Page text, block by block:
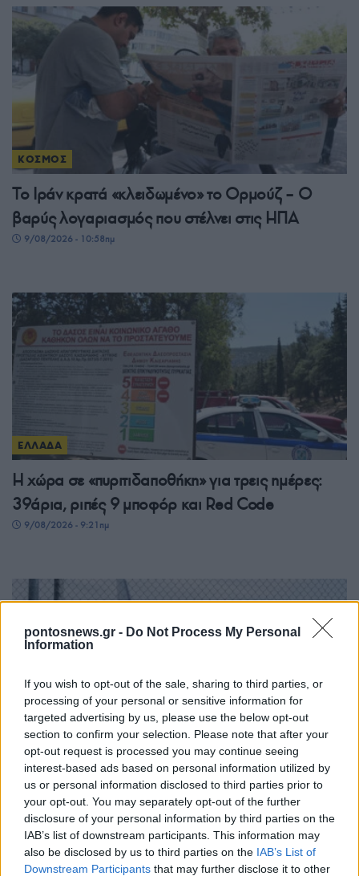
pontosnews.gr - Do Not Process My Personal
Information
If you wish to opt-out of the sale, sharing to third parties, or
processing of your personal or sensitive information for
targeted advertising by us, please use the below opt-out
section to confirm your selection. Please note that after your
opt-out request is processed you may continue seeing
interest-based ads based on personal information utilized by
us or personal information disclosed to third parties prior to
your opt-out. You may separately opt-out of the further
disclosure of your personal information by third parties on the
IAB’s list of downstream participants. This information may
also be disclosed by us to third parties on the IAB’s List of
Downstream Participants that may further disclose it to other
ΚΟΣΜΟΣ
Το Ιράν κρατά «κλειδωμένο» το Ορμούζ – Ο
βαρύς λογαριασμός που στέλνει στις ΗΠΑ
9/08/2026 - 10:58πμ
ΕΛΛΑΔΑ
Η χώρα σε «πυριτιδαποθήκη» για τρεις ημέρες:
39άρια, ριπές 9 μποφόρ και Red Code
9/08/2026 - 9:21πμ
ΚΟΣΜΟΣ
Γερμανία: Το drone με εκρηκτικά στη Λειψία και ο
«ακήρυχτος» πόλεμος κατά της Ευρώπης
9/08/2026 - 8:57πμ